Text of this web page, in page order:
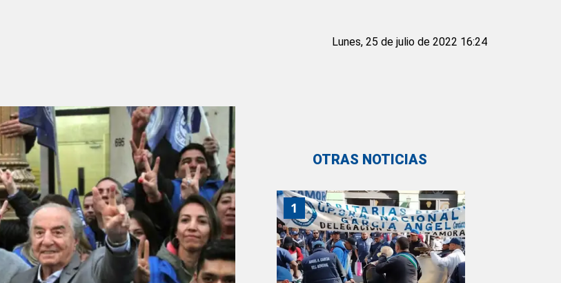
Lunes, 25 de julio de 2022 16:24
OTRAS NOTICIAS
1